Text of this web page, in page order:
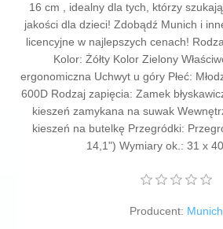
16 cm , idealny dla tych, którzy
jakości dla dzieci! Zdobądź Munich i
licencyjne w najlepszych cenach!
Kolor: Żółty Kolor Zielony
ergonomiczna Uchwyt u góry Płeć:
600D Rodzaj zapięcia: Zamek
kieszeń zamykana na suwak
kieszeń na butelkę Przegródki:
14,1") Wymiary ok.: 31 x
Producent: Munich